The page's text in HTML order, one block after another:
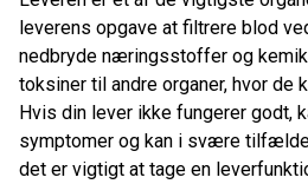
leverens opgave at filtrere blod
nedbryde næringsstoffer og
toksiner til andre organer, hvor de
Hvis din lever ikke fungerer godt,
symptomer og kan i svære
det er vigtigt at tage en